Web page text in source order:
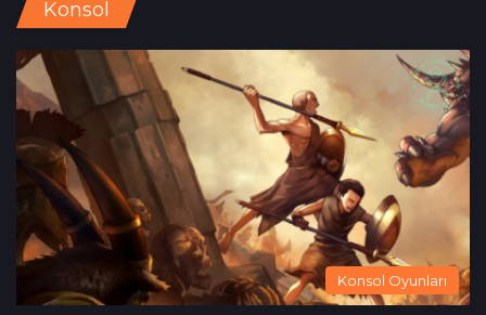
Konsol
Konsol Oyunları